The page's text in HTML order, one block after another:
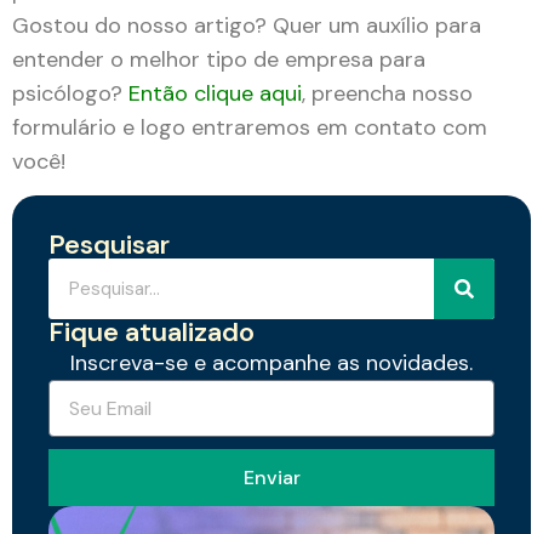
Gostou do nosso artigo? Quer um auxílio para
entender o melhor tipo de empresa para
psicólogo? Então clique aqui, preencha nosso
formulário e logo entraremos em contato com
você!
Pesquisar
Fique atualizado
Inscreva-se e acompanhe as novidades.
Enviar